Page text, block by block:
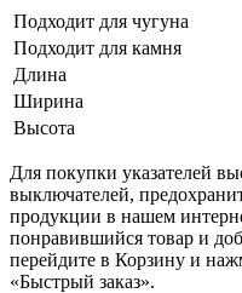
Подходит для чугуна
Подходит для камня
Длина
Ширина
Высота
Для покупки указателей
выключателей,
продукции в нашем
понравившийся товар и
перейдите в Корзину и
«Быстрый заказ».